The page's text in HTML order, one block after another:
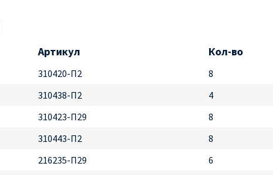
Артикул Кол-во
310420-П2
8
310438-П2
4
310423-П29
8
310443-П2
8
216235-П29
6